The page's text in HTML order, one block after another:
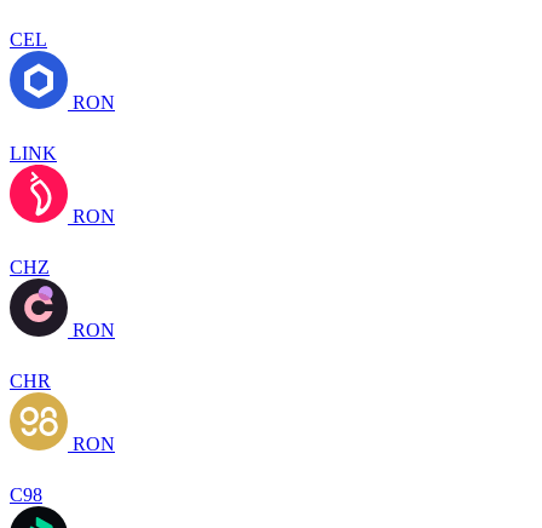
CEL
RON
LINK
RON
CHZ
RON
CHR
RON
C98